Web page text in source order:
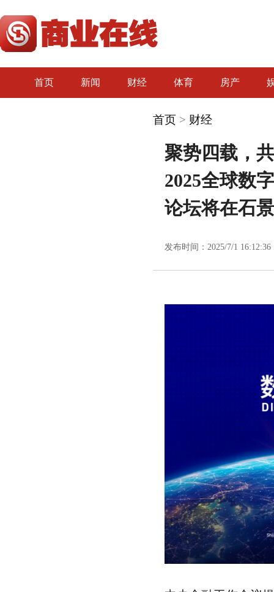
首页 新闻 财经 体育 房产
首页 > 财经
聚势四载，
2025全球数
论坛将在石
发布时间：2025/7/1 16:12:36